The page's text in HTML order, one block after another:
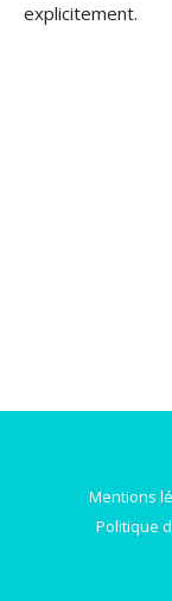
explicitement.
Mentions
Politique